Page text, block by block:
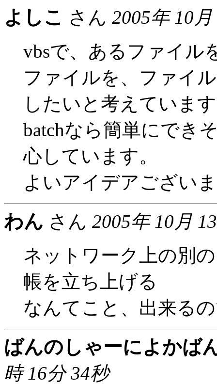
よしこ さん 2005年 10
vbsで、あるファイル
ファイルを、ファイ
したいと考えていま
batchなら簡単にでき
心しています。
よいアイデアござい
わん さん 2005年 10月
ネットワーク上の別
帳を立ち上げる
なんてこと、出来る
ばんのしゃーによかば
時 16分 34秒